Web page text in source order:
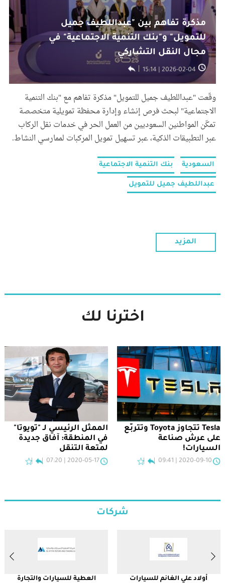
مذكرة تفاهم بين "عبداللطيف جميل
للتمويل" و"بنك التنمية الاجتماعية" في
مجال النقل التشاركي
2026-02-04 | 15:14
وقّعت "عبداللطيف جميل للتمويل" مذكرة تفاهم مع "بنك التنمية
الاجتماعية" لبحث فرص إنشاء وإدارة محفظة تمويلية متخصصة
تمكّن المواطنين السعوديين من العمل الحر في خدمات نقل الركاب
عبر التطبيقات الذكية، عبر تسهيل تمويل المركبات لممارسي النشاط.
السعودية بنك التنمية الاجتماعية
عبداللطيف جميل للتمويل
المزيد
اخترنا لك
Tesla تتجاوز Toyota وتتربّع
على عرش صناعة
السيارات!
2020-09-10 | 09:41
الممثل الرئيسي لـ "تويوتا"
في المنطقة: آفاق جديدة
لمتعة التنقل
2020-05-17 | 07:20
شركات
أولاد علي الغانم للسيارات العطية للسيارات والتجارة